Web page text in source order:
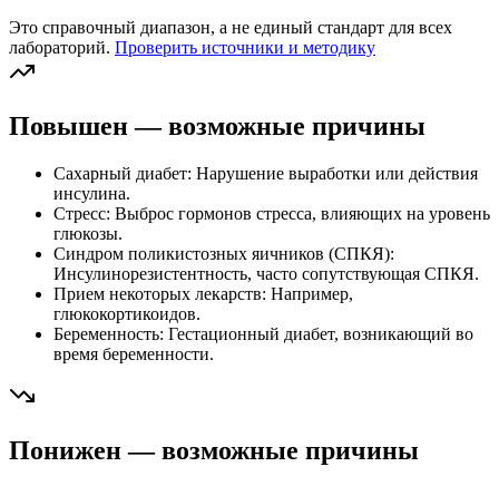
Это справочный диапазон, а не единый стандарт для всех
лабораторий. Проверить источники и методику
Повышен — возможные причины
Сахарный диабет: Нарушение выработки или действия
инсулина.
Стресс: Выброс гормонов стресса, влияющих на уровень
глюкозы.
Синдром поликистозных яичников (СПКЯ):
Инсулинорезистентность, часто сопутствующая СПКЯ.
Прием некоторых лекарств: Например,
глюкокортикоидов.
Беременность: Гестационный диабет, возникающий во
время беременности.
Понижен — возможные причины